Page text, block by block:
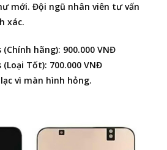
mới. Đội ngũ nhân viên tư vấn
xác.
hãng): 900.000 VNĐ
Tốt): 700.000 VNĐ
vì màn hình hỏng.